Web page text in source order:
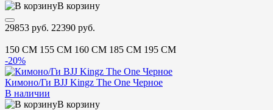
В корзину
29853 руб. 22390 руб.
150 CM 155 CM 160 CM 185 CM 195 CM
-20%
Кимоно/Ги BJJ Kingz The One Черное
В наличии
В корзину